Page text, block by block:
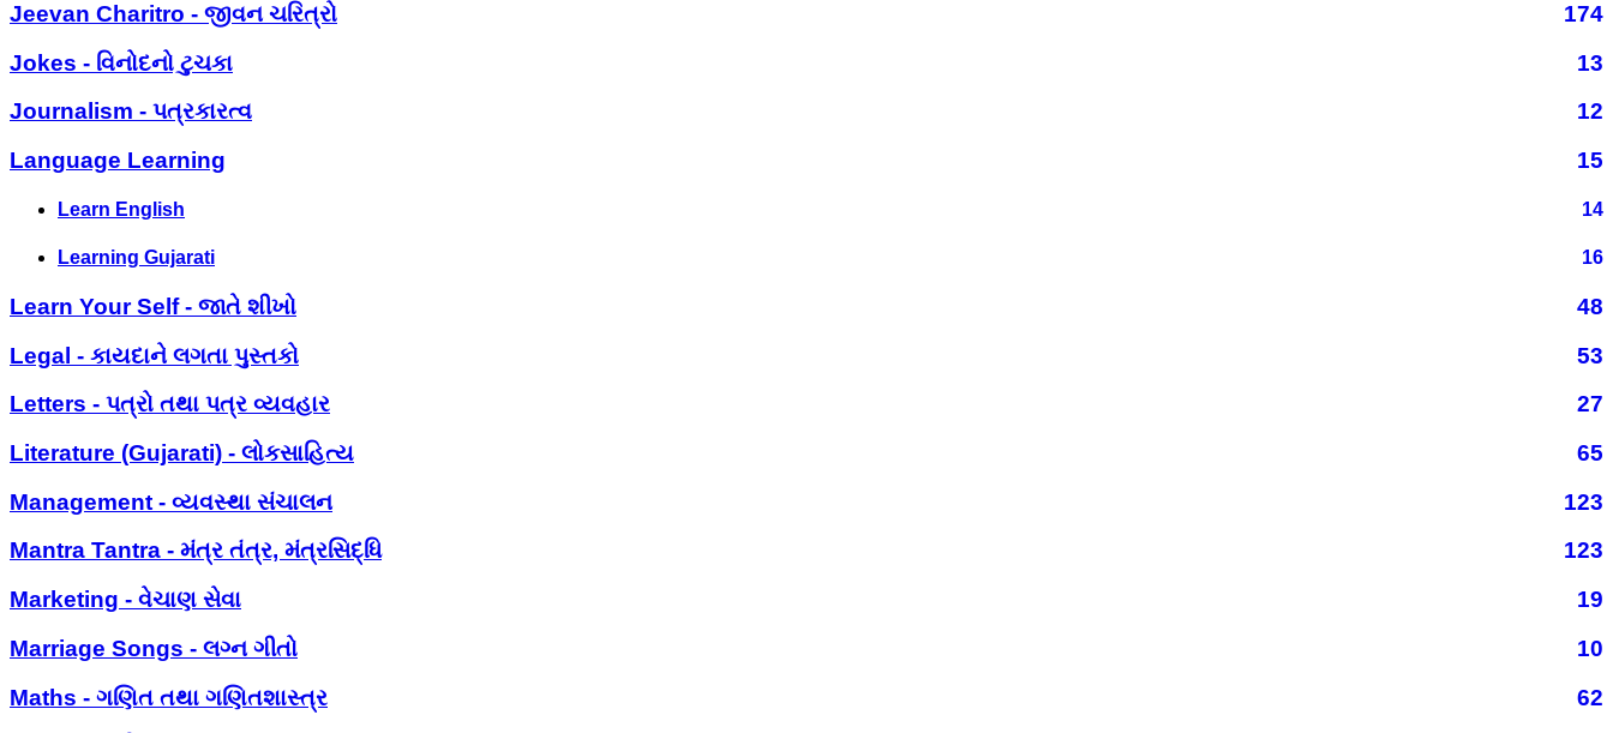
Jeevan Charitro - જીવન ચરિત્રો
174
Jokes - વિનોદનો ટુચકા
13
Journalism - પત્રકારત્વ
12
Language Learning
15
Learn English 14
Learning Gujarati 16
Learn Your Self - જાતે શીખો
48
Legal - કાયદાને લગતા પુસ્તકો
53
Letters - પત્રો તથા પત્ર વ્યવહાર
27
Literature (Gujarati) - લોકસાહિત્ય
65
Management - વ્યવસ્થા સંચાલન
123
Mantra Tantra - મંત્ર તંત્ર, મંત્રસિદ્ધિ
123
Marketing - વેચાણ સેવા
19
Marriage Songs - લગ્ન ગીતો
10
Maths - ગણિત તથા ગણિતશાસ્ત્ર
62